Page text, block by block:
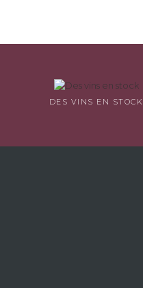
DES VINS EN STOCK